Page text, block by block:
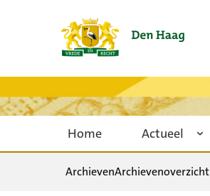
Home Actueel
ArchievenArchievenoverzicht